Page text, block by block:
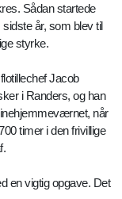
Sådan startede
sidste år, som blev til
styrke.
Jacob
i Randers, og han
når
timer i den frivillige
en vigtig opgave. Det